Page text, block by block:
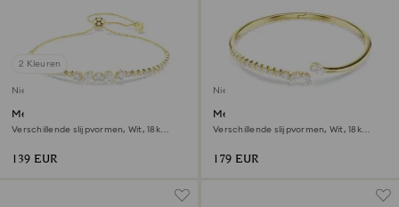
2 Kleuren
Nieuw
Mesmera armband
Verschillende slijpvormen, Wit, ‎18k
139 EUR
Nieuw
Mesmera armband
Verschillende slijpvormen, Wit, ‎18k
179 EUR